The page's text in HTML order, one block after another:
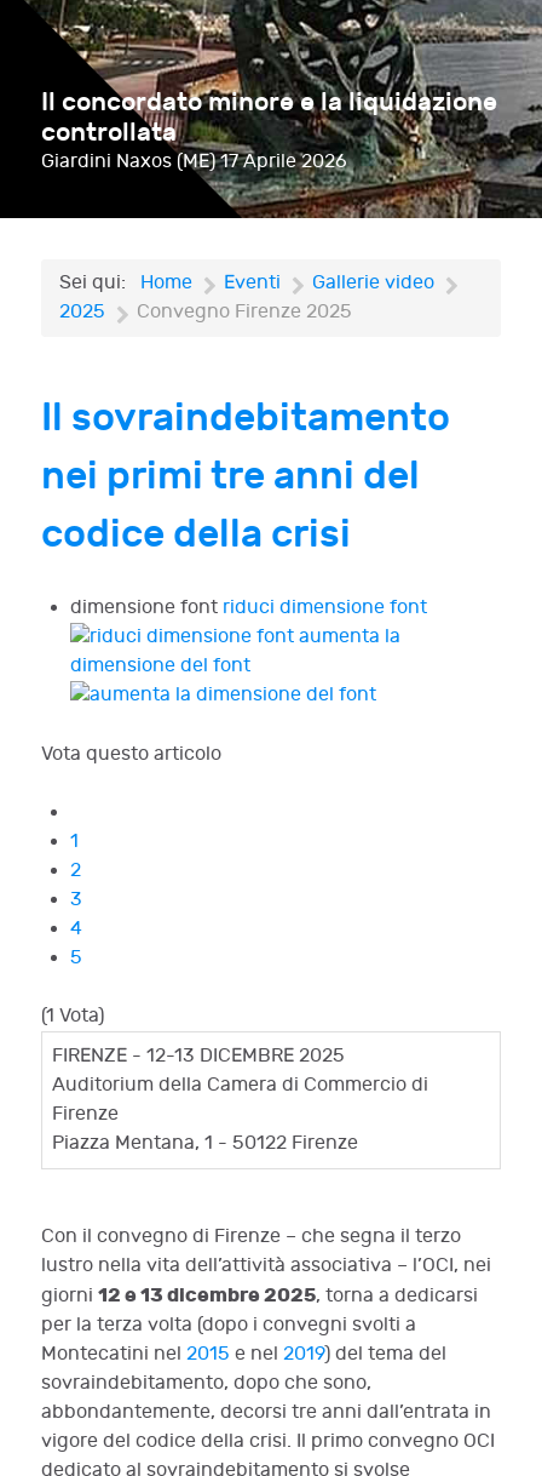
Il concordato minore e la liquidazione
controllata
Giardini Naxos (ME) 17 Aprile 2026
Sei qui: Home Eventi
Gallerie video
2025
Convegno Firenze 2025
Il sovraindebitamento
nei primi tre anni del
codice della crisi
dimensione font riduci dimensione font
aumenta la
dimensione del font
Vota questo articolo
1
2
3
4
5
(1 Vota)
FIRENZE - 12-13 DICEMBRE 2025
Auditorium della Camera di Commercio di
Firenze
Piazza Mentana, 1 - 50122 Firenze
Con il convegno di Firenze – che segna il terzo
lustro nella vita dell’attività associativa – l’OCI, nei
giorni 12 e 13 dicembre 2025, torna a dedicarsi
per la terza volta (dopo i convegni svolti a
Montecatini nel 2015 e nel 2019) del tema del
sovraindebitamento, dopo che sono,
abbondantemente, decorsi tre anni dall’entrata in
vigore del codice della crisi. Il primo convegno OCI
dedicato al sovraindebitamento si svolse